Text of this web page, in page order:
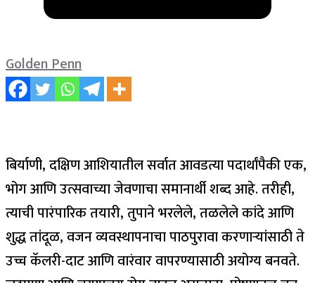
Golden Penn
बिर्याणी, दक्षिण आशियातील सर्वात आवडत्या पदार्थांपैकी एक,
भोग आणि उत्सवाच्या जेवणाचा समानार्थी शब्द आहे. तरीही,
त्याची पारंपारिक तयारी, तुपाने भरलेले, तळलेले कांदे आणि
शुद्ध तांदूळ, वजन व्यवस्थापनाचा पाठपुरावा करणाऱ्यांसाठी ते
उच्च कॅलरी-दाट आणि वारंवार वापरण्यासाठी अयोग्य बनवते.